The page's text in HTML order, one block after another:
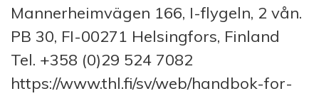
Mannerheimvägen 166, I-flygeln, 2 vån.
PB 30, FI-00271 Helsingfors, Finland
Tel. +358 (0)29 524 7082
https://www.thl.fi/sv/web/handbok-for-